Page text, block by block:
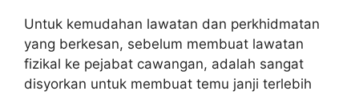
Untuk kemudahan lawatan dan perkhidmatan
yang berkesan, sebelum membuat lawatan
fizikal ke pejabat cawangan, adalah sangat
disyorkan untuk membuat temu janji terlebih